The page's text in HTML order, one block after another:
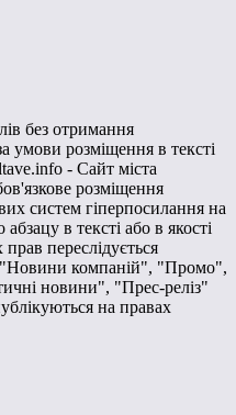
без отримання
умови розміщення в тексті
- Сайт міста
розміщення
систем гіперпосилання на
в тексті або в якості
переслідується
компаній", "Промо",
новини", "Прес-реліз"
на правах